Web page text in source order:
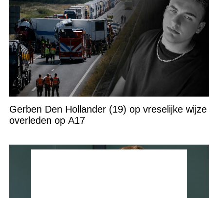
Gerben Den Hollander (19) op vreselijke wijze
overleden op A17